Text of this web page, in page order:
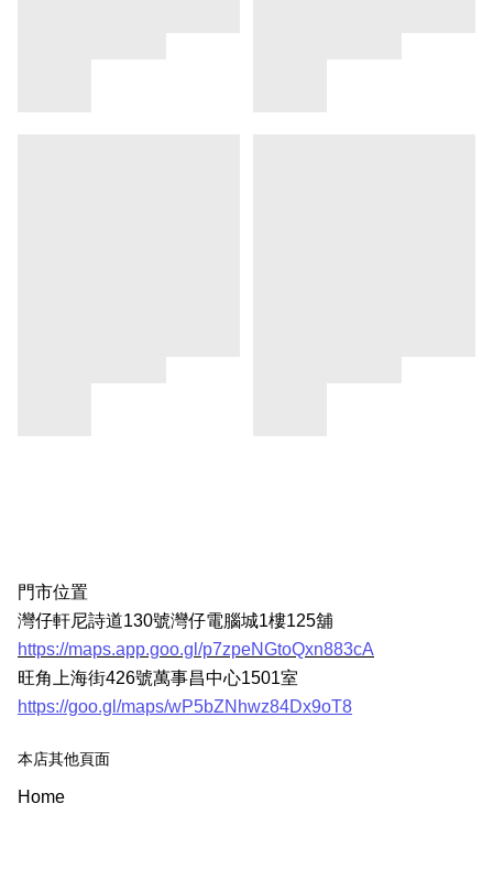
門市位置
灣仔軒尼詩道130號灣仔電腦城1樓125舖
https://maps.app.goo.gl/p7zpeNGtoQxn883cA
旺角上海街426號萬事昌中心1501室
https://goo.gl/maps/wP5bZNhwz84Dx9oT8
本店其他頁面
Home